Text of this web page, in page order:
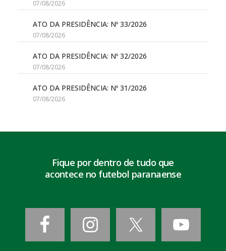
07/08/2026
ATO DA PRESIDÊNCIA: Nº 33/2026
07/08/2026
ATO DA PRESIDÊNCIA: Nº 32/2026
07/08/2026
ATO DA PRESIDÊNCIA: Nº 31/2026
07/08/2026
Fique por dentro de tudo que
acontece no futebol paranaense